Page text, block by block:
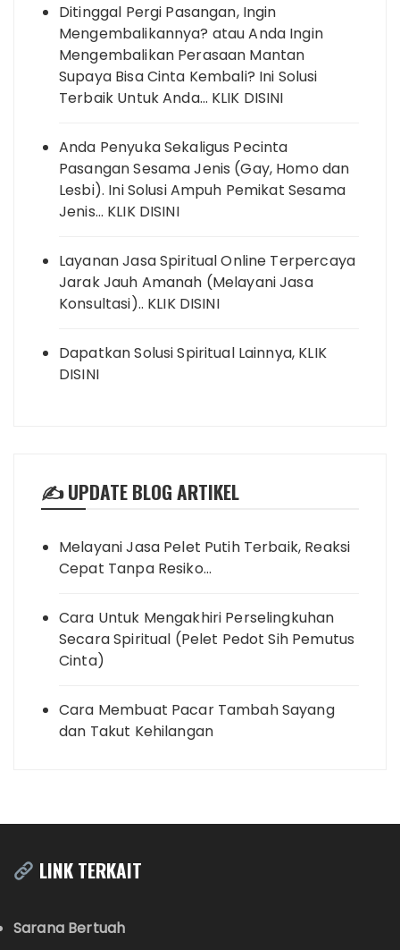
Ditinggal Pergi Pasangan, Ingin
Mengembalikannya? atau Anda Ingin
Mengembalikan Perasaan Mantan
Supaya Bisa Cinta Kembali? Ini Solusi
Terbaik Untuk Anda… KLIK DISINI
Anda Penyuka Sekaligus Pecinta
Pasangan Sesama Jenis (Gay, Homo dan
Lesbi). Ini Solusi Ampuh Pemikat Sesama
Jenis… KLIK DISINI
Layanan Jasa Spiritual Online Terpercaya
Jarak Jauh Amanah (Melayani Jasa
Konsultasi).. KLIK DISINI
Dapatkan Solusi Spiritual Lainnya, KLIK
DISINI
✍️ UPDATE BLOG ARTIKEL
Melayani Jasa Pelet Putih Terbaik, Reaksi
Cepat Tanpa Resiko…
Cara Untuk Mengakhiri Perselingkuhan
Secara Spiritual (Pelet Pedot Sih Pemutus
Cinta)
Cara Membuat Pacar Tambah Sayang
dan Takut Kehilangan
LINK TERKAIT
Sarana Bertuah